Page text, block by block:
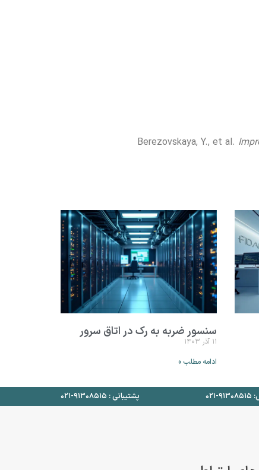
Berezovskaya, Y., et al.
سنسور ضربه به رک در اتاق سرور
۱۱ آذر ۱۴۰۳
ادامه مطلب »
پشتیبانی : ۹۱۳۰۸۵۱۵-۰۲۱